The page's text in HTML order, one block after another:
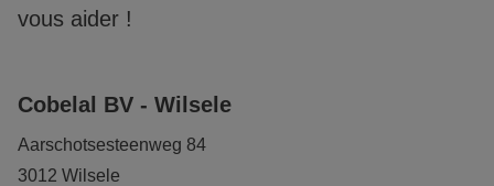
vous aider !
Cobelal BV - Wilsele
Aarschotsesteenweg 84
3012 Wilsele